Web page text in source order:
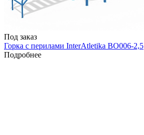
Под заказ
Горка с перилами InterAtletika ВО006-2,5
Подробнее